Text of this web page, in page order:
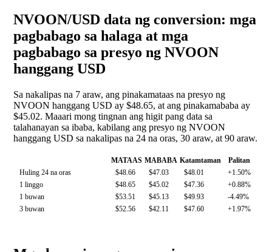
NVOON/USD data ng conversion: mga
pagbabago sa halaga at mga
pagbabago sa presyo ng NVOON
hanggang USD
Sa nakalipas na 7 araw, ang pinakamataas na presyo ng
NVOON hanggang USD ay $48.65, at ang pinakamababa ay
$45.02. Maaari mong tingnan ang higit pang data sa
talahanayan sa ibaba, kabilang ang presyo ng NVOON
hanggang USD sa nakalipas na 24 na oras, 30 araw, at 90 araw.
MATAAS MABABA Katamtaman
Palitan
Huling 24 na oras
$48.66 $47.03 $48.01
+1.50%
1 linggo
$48.65 $45.02 $47.36
+0.88%
1 buwan
$53.51 $45.13 $49.93
-4.49%
3 buwan
$52.56 $42.11 $47.60 +1.97%